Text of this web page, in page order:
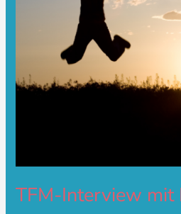
TFM-Interview mit